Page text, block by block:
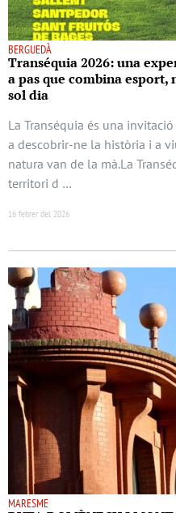
BERGUEDÀ
Transéquia 2026: una
a pas que combina
sol dia
La Transéquia és una
a descobrir-ne la història i a
natura van de la mà.La
territori d …
16 febrer del 2026
MARESME